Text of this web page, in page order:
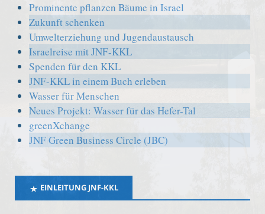
Prominente pflanzen Bäume in Israel
Zukunft schenken
Umwelterziehung und Jugendaustausch
Israelreise mit JNF-KKL
Spenden für den KKL
JNF-KKL in einem Buch erleben
Wasser für Menschen
Neues Projekt: Wasser für das Hefer-Tal
greenXchange
JNF Green Business Circle (JBC)
EINLEITUNG JNF-KKL